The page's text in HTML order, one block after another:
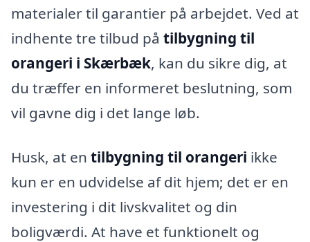
materialer til garantier på arbejdet. Ved at
indhente tre tilbud på tilbygning til
orangeri i Skærbæk, kan du sikre dig, at
du træffer en informeret beslutning, som
vil gavne dig i det lange løb.
Husk, at en tilbygning til orangeri ikke
kun er en udvidelse af dit hjem; det er en
investering i dit livskvalitet og din
boligværdi. At have et funktionelt og